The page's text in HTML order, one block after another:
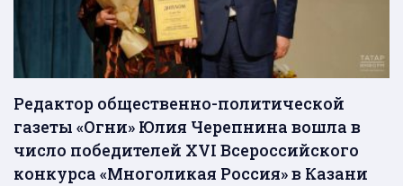
Редактор общественно-политической
газеты «Огни» Юлия Черепнина вошла в
число победителей ХVI Всероссийского
конкурса «Многоликая Россия» в Казани